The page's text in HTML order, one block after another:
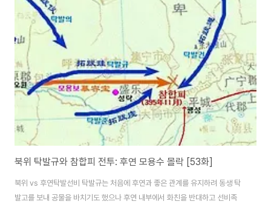
북위 탁발규와 참합피 전투: 후연 모용수 몰락 [53화]
북위 vs 후연탁발선비 탁발규는 처음에 후연과 좋은 관계를 유지하려 동생 탁
발고를 보내 공물을 바치기도 했으나 후연 내부에서 화친을 반대하고 선비족